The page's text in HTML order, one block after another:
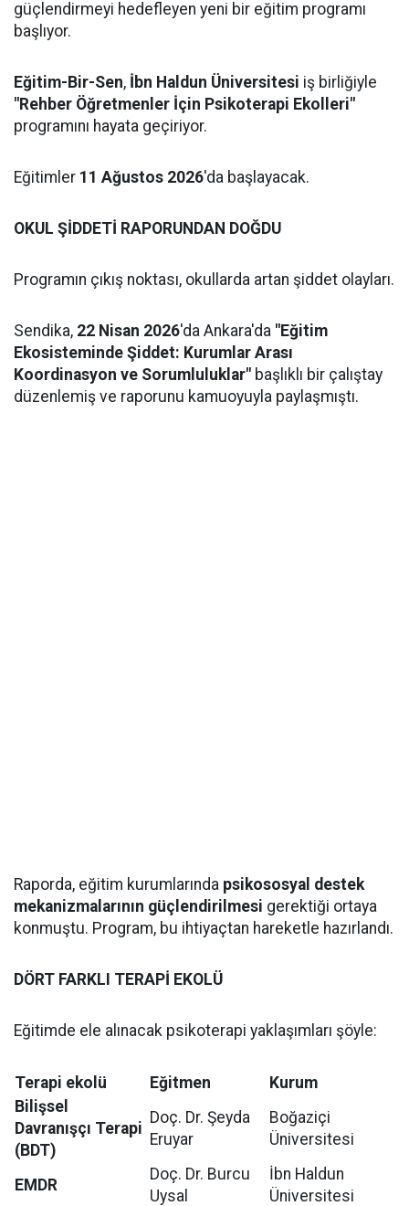
güçlendirmeyi hedefleyen yeni bir eğitim programı
başlıyor.
Eğitim-Bir-Sen, İbn Haldun Üniversitesi iş birliğiyle
"Rehber Öğretmenler İçin Psikoterapi Ekolleri"
programını hayata geçiriyor.
Eğitimler 11 Ağustos 2026'da başlayacak.
OKUL ŞİDDETİ RAPORUNDAN DOĞDU
Programın çıkış noktası, okullarda artan şiddet olayları.
Sendika, 22 Nisan 2026'da Ankara'da "Eğitim
Ekosisteminde Şiddet: Kurumlar Arası
Koordinasyon ve Sorumluluklar" başlıklı bir çalıştay
düzenlemiş ve raporunu kamuoyuyla paylaşmıştı.
Raporda, eğitim kurumlarında psikososyal destek
mekanizmalarının güçlendirilmesi gerektiği ortaya
konmuştu. Program, bu ihtiyaçtan hareketle hazırlandı.
DÖRT FARKLI TERAPİ EKOLÜ
Eğitimde ele alınacak psikoterapi yaklaşımları şöyle:
Terapi ekolü Eğitmen
Kurum
Bilişsel
Davranışçı Terapi
(BDT)
Doç. Dr. Şeyda
Eruyar
Boğaziçi
Üniversitesi
EMDR
Doç. Dr. Burcu
Uysal
İbn Haldun
Üniversitesi